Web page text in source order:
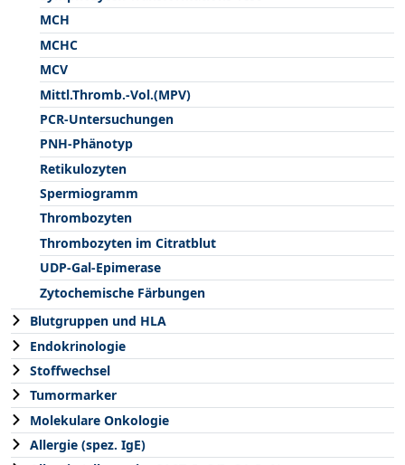
MCH
MCHC
MCV
Mittl.Thromb.-Vol.(MPV)
PCR-Untersuchungen
PNH-Phänotyp
Retikulozyten
Spermiogramm
Thrombozyten
Thrombozyten im Citratblut
UDP-Gal-Epimerase
Zytochemische Färbungen
Blutgruppen und HLA
Endokrinologie
Stoffwechsel
Tumormarker
Molekulare Onkologie
Allergie (spez. IgE)